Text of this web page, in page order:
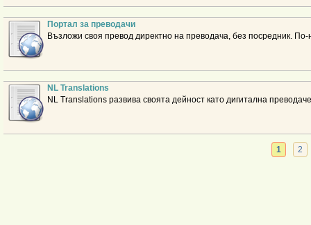
Портал за преводачи
Възложи своя превод директно на преводача, без посредник.
NL Translations
NL Translations развива своята дейност като дигитална
1 2